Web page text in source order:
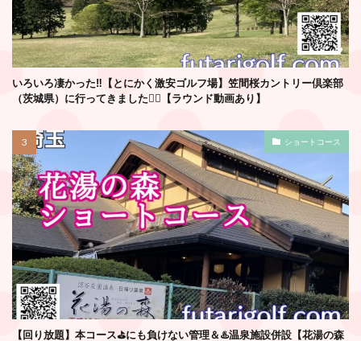
いろいろ凄かった‼️【とにかく激安ゴルフ場】笠間桜カントリー倶楽部
（茨城県）に行ってきました🏌️‍♂️【ラウンド動画あり】
ショートコース
【回り放題】本コース⛳️にも負けない管理＆♨️温泉施設併設【花湯の森